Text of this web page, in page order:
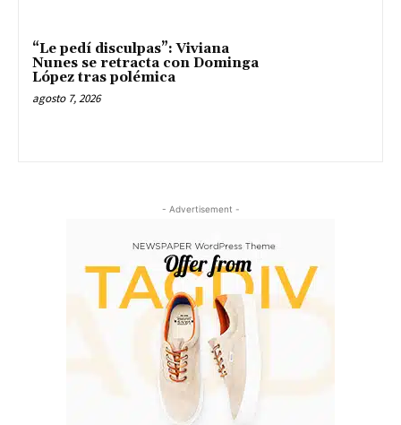
“Le pedí disculpas”: Viviana
Nunes se retracta con Dominga
López tras polémica
agosto 7, 2026
- Advertisement -